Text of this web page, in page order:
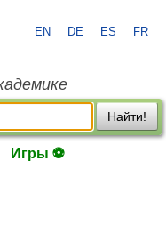
EN DE ES FR
Найти!
Игры ⚽